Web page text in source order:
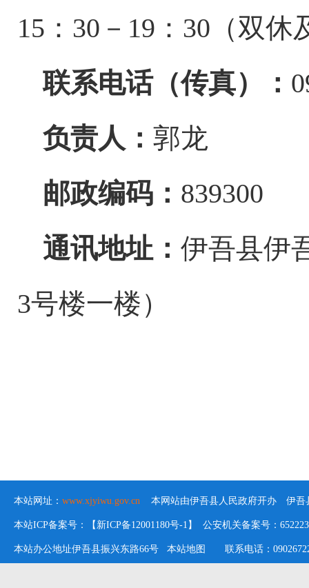
15：30－19：30（双
联系电话（传真）：
负责人：郭龙
邮政编码： 839300
通讯地址：伊吾县伊
3号楼一楼）
本站网址： www.xjyiwu.gov.cn 本网站由伊吾县人民政府开办 伊吾
本站ICP备案号：【新ICP备12001180号-1】 公安机关备案号：
本站办公地址伊吾县振兴东路66号 本站地图 联系电话：